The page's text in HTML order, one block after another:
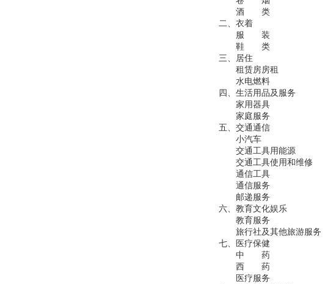
酒 类
二、衣着
服 装
鞋 类
三、居住
租赁房房租
水电燃料
四、生活用品及服务
家用器具
家庭服务
五、交通通信
小汽车
交通工具用能源
交通工具使用和维修
通信工具
通信服务
邮递服务
六、教育文化娱乐
教育服务
旅行社及其他旅游服务
七、医疗保健
中 药
西 药
医疗服务